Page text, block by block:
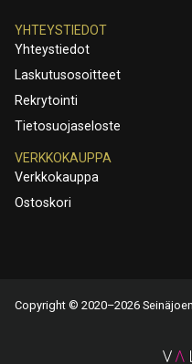
YHTEYSTIEDOT
Yhteystiedot
Laskutusosoitteet
Rekrytointi
Tietosuojaseloste
VERKKOKAUPPA
Verkkokauppa
Ostoskori
Copyright © 2020–2026